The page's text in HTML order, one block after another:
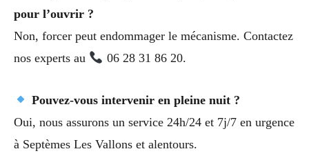
pour l’ouvrir ?
Non, forcer peut endommager le mécanisme. Contactez
nos experts au
06 28 31 86 20.
Pouvez-vous intervenir en pleine nuit ?
Oui, nous assurons un service 24h/24 et 7j/7 en urgence
à Septèmes Les Vallons et alentours.